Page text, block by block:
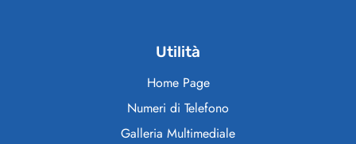
Utilità
Home Page
Numeri di Telefono
Galleria Multimediale